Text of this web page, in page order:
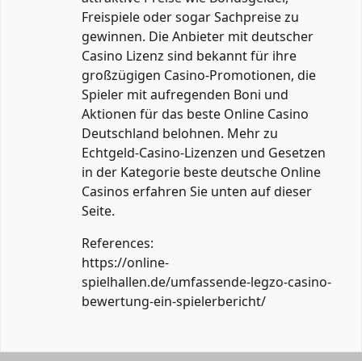
Freispiele oder sogar Sachpreise zu
gewinnen. Die Anbieter mit deutscher
Casino Lizenz sind bekannt für ihre
großzügigen Casino-Promotionen, die
Spieler mit aufregenden Boni und
Aktionen für das beste Online Casino
Deutschland belohnen. Mehr zu
Echtgeld-Casino-Lizenzen und Gesetzen
in der Kategorie beste deutsche Online
Casinos erfahren Sie unten auf dieser
Seite.
References:
https://online-
spielhallen.de/umfassende-legzo-casino-
bewertung-ein-spielerbericht/